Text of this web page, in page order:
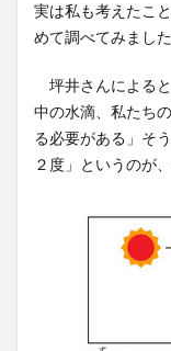
実は私も考えたこ
めて調べてみまし
坪井さんによる
中の水滴、私たち
る必要がある」そ
２度」というのが